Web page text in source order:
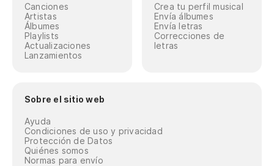
Canciones
Artistas
Álbumes
Playlists
Actualizaciones
Lanzamientos
Crea tu perfil musical
Envía álbumes
Envía letras
Correcciones de
letras
Sobre el sitio web
Ayuda
Condiciones de uso y privacidad
Protección de Datos
Quiénes somos
Normas para envío